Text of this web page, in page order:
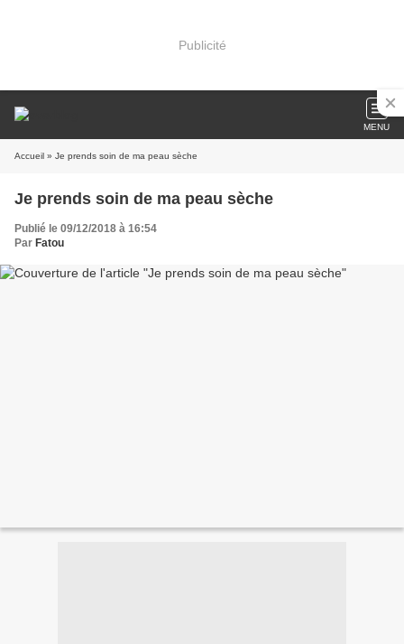
Publicité
MENU
Accueil » Je prends soin de ma peau sèche
Je prends soin de ma peau sèche
Publié le 09/12/2018 à 16:54
Par Fatou